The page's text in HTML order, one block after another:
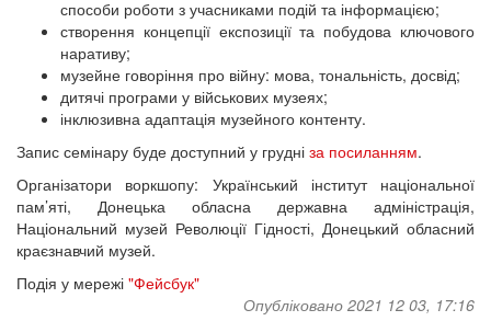
способи роботи з учасниками подій та інформацією;
створення концепції експозиції та побудова ключового
наративу;
музейне говоріння про війну: мова, тональність, досвід;
дитячі програми у військових музеях;
інклюзивна адаптація музейного контенту.
Запис семінару буде доступний у грудні за посиланням.
Організатори воркшопу: Український інститут національної
пам’яті, Донецька обласна державна адміністрація,
Національний музей Революції Гідності, Донецький обласний
краєзнавчий музей.
Подія у мережі "Фейсбук"
Опубліковано 2021 12 03, 17:16